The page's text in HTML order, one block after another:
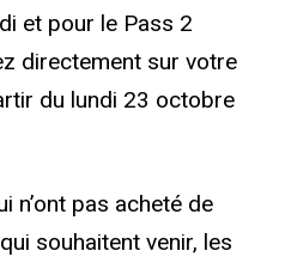
et pour le Pass 2
directement sur votre
du lundi 23 octobre
n’ont pas acheté de
souhaitent venir, les